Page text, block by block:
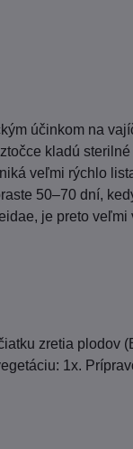
účinkom na
kladú
veľmi rýchlo
50–70 dní,
je preto veľmi
zretia plodov
1x.